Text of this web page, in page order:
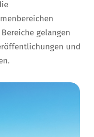
gelangen
und